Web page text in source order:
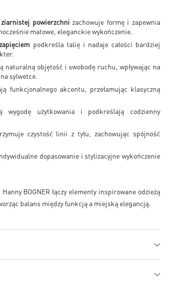
powierzchni zachowuje formę i zapewnia
matowe, eleganckie wykończenie.
podkreśla talię i nadaje całości bardziej
naturalną objętość i swobodę ruchu, wpływając na
sylwetce.
funkcjonalnego akcentu, przełamując klasyczną
wygodę użytkowania i podkreślają codzienny
czystość linii z tyłu, zachowując spójność
dopasowanie i stylizacyjne wykończenie
BOGNER łączy elementy inspirowane odzieżą
balans między funkcją a miejską elegancją.